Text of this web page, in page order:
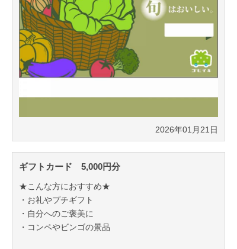
2026年01月21日
ギフトカード 5,000円分
★こんな方におすすめ★
・お礼やプチギフト
・自分へのご褒美に
・コンペやビンゴの景品